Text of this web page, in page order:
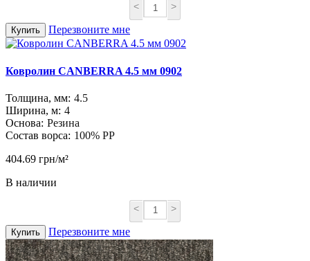
< >
Купить Перезвоните мне
Ковролин CANBERRA 4.5 мм 0902
Толщина, мм: 4.5
Ширина, м: 4
Основа: Резина
Состав ворса: 100% PP
404.69 грн/м²
В наличии
< >
Купить Перезвоните мне